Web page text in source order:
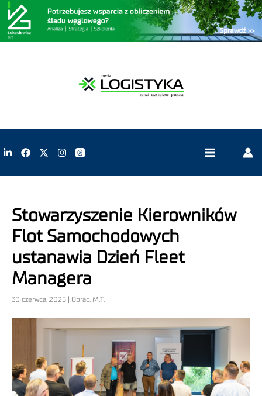
Stowarzyszenie Kierowników
Flot Samochodowych
ustanawia Dzień Fleet
Managera
30 czerwca, 2025 | Oprac. M.T.